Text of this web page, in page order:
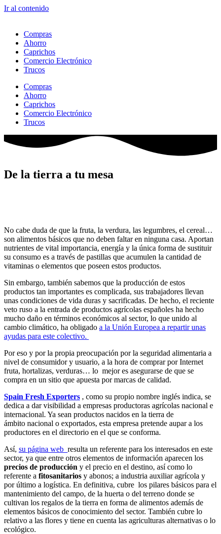
Ir al contenido
Compras
Ahorro
Caprichos
Comercio Electrónico
Trucos
Compras
Ahorro
Caprichos
Comercio Electrónico
Trucos
De la tierra a tu mesa
No cabe duda de que la fruta, la verdura, las legumbres, el cereal…
son alimentos básicos que no deben faltar en ninguna casa. Aportan
nutrientes de vital importancia, energía y la única forma de sustituir
su consumo es a través de pastillas que acumulen la cantidad de
vitaminas o elementos que poseen estos productos.
Sin embargo, también sabemos que la producción de estos
productos tan importantes es complicada, sus trabajadores llevan
unas condiciones de vida duras y sacrificadas. De hecho, el reciente
veto ruso a la entrada de productos agrícolas españoles ha hecho
mucho daño en términos económicos al sector, lo que unido al
cambio climático, ha obligado a la Unión Europea a repartir unas
ayudas para este colectivo.
Por eso y por la propia preocupación por la seguridad alimentaria a
nivel de consumidor y usuario, a la hora de comprar por Internet
fruta, hortalizas, verduras… lo mejor es asegurarse de que se
compra en un sitio que apuesta por marcas de calidad.
Spain Fresh Exporters , como su propio nombre inglés indica, se
dedica a dar visibilidad a empresas productoras agrícolas nacional e
internacional. Ya sean productos nacidos en la tierra de
ámbito nacional o exportados, esta empresa pretende aupar a los
productores en el directorio en el que se conforma.
Así, su página web resulta un referente para los interesados en este
sector, ya que entre otros elementos de información aparecen los
precios de producción y el precio en el destino, así como lo
referente a fitosanitarios y abonos; a industria auxiliar agrícola y
por último a logística. En definitiva, cubre los pilares básicos para el
mantenimiento del campo, de la huerta o del terreno donde se
cultivan los regalos de la tierra en forma de alimentos además de
elementos básicos de conocimiento del sector. También cubre lo
relativo a las flores y tiene en cuenta las agriculturas alternativas o lo
ecológico.